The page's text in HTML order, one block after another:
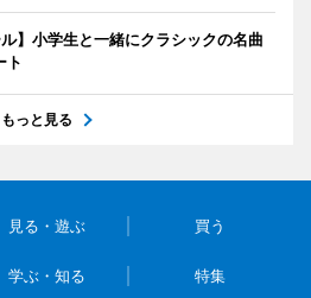
】小学生と一緒にクラシックの名曲
ト
もっと見る
見る・遊ぶ 買う
学ぶ・知る 特集